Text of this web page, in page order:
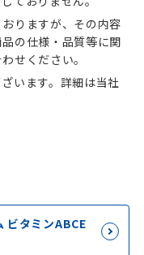
りますが、その内容
の仕様・品質等に関
せください。
います。詳細は当社
ビタミンABCE